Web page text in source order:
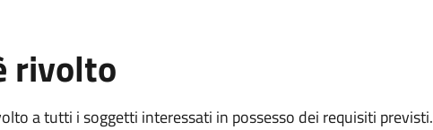
rivolto
a tutti i soggetti interessati in possesso dei requisiti previsti.